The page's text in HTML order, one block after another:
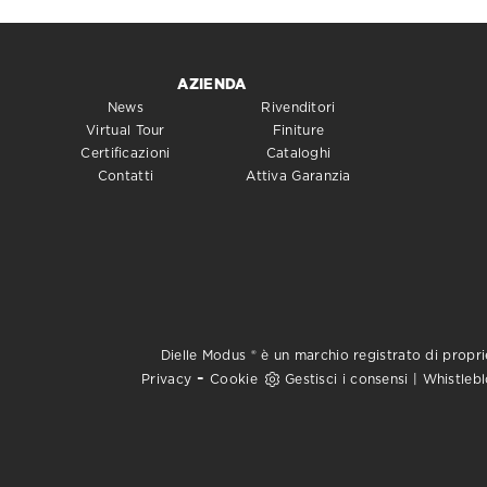
AZIENDA
News
Virtual Tour
Certificazioni
Contatti
Rivenditori
Finiture
Cataloghi
Attiva Garanzia
Dielle Modus ® è un marchio registrato di
Privacy -Cookie Gestisci i consensi